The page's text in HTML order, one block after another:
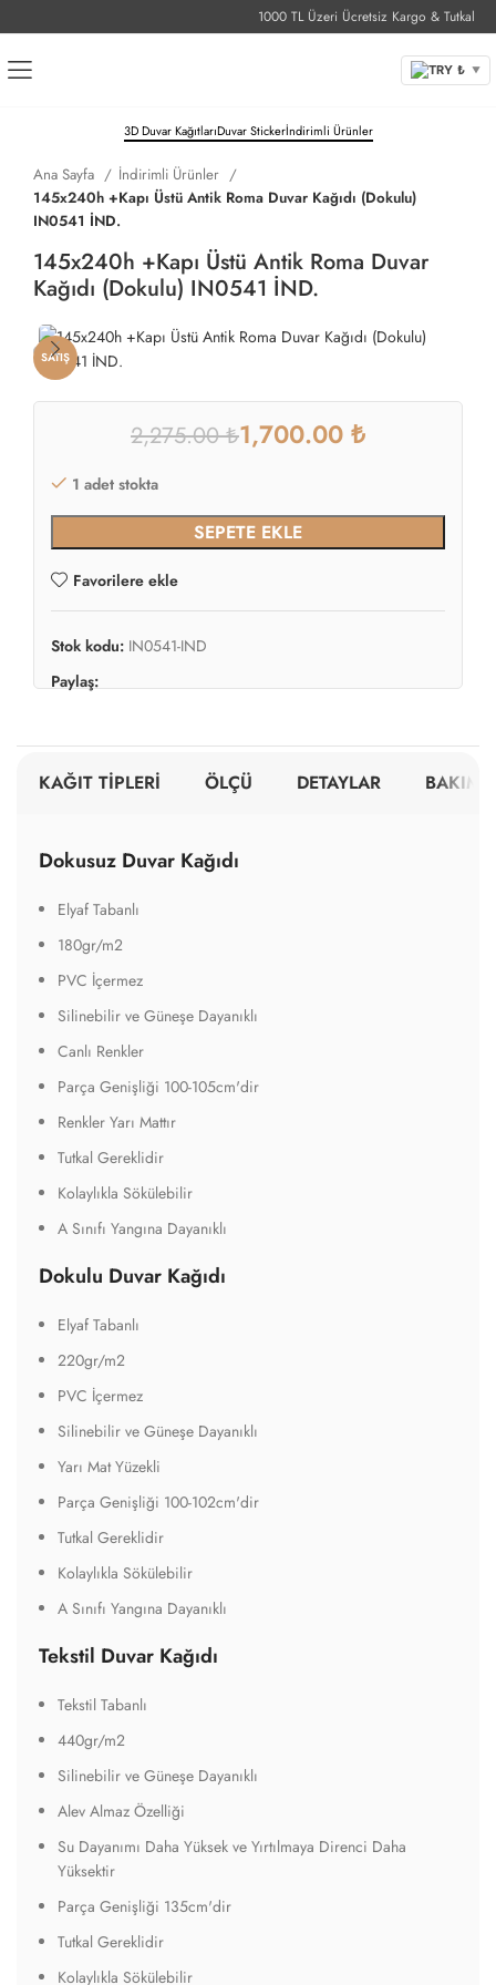
1000 TL Üzeri Ücretsiz Kargo & Tutkal
TRY ₺ ▼
3D Duvar KağıtlarıDuvar Stickerİndirimli Ürünler
Ana Sayfa
İndirimli Ürünler
145x240h +Kapı Üstü Antik Roma Duvar Kağıdı (Dokulu)
IN0541 İND.
145x240h +Kapı Üstü Antik Roma Duvar
Kağıdı (Dokulu) IN0541 İND.
SATIŞ
2,275.00₺1,700.00 ₺
1 adet stokta
SEPETE EKLE
Favorilere ekle
Stok kodu: IN0541-IND
Paylaş:
KAĞIT TİPLERİ ÖLÇÜ DETAYLAR BAKIM
Dokusuz Duvar Kağıdı
Elyaf Tabanlı
180gr/m2
PVC İçermez
Silinebilir ve Güneşe Dayanıklı
Canlı Renkler
Parça Genişliği 100-105cm'dir
Renkler Yarı Mattır
Tutkal Gereklidir
Kolaylıkla Sökülebilir
A Sınıfı Yangına Dayanıklı
Dokulu Duvar Kağıdı
Elyaf Tabanlı
220gr/m2
PVC İçermez
Silinebilir ve Güneşe Dayanıklı
Yarı Mat Yüzekli
Parça Genişliği 100-102cm'dir
Tutkal Gereklidir
Kolaylıkla Sökülebilir
A Sınıfı Yangına Dayanıklı
Tekstil Duvar Kağıdı
Tekstil Tabanlı
440gr/m2
Silinebilir ve Güneşe Dayanıklı
Alev Almaz Özelliği
Su Dayanımı Daha Yüksek ve Yırtılmaya Direnci Daha
Yüksektir
Parça Genişliği 135cm'dir
Tutkal Gereklidir
Kolaylıkla Sökülebilir